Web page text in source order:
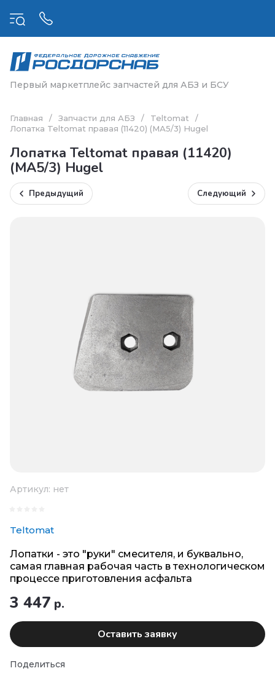
Первый маркетплейс запчастей для АБЗ и БСУ
Главная / Запчасти для АБЗ / Teltomat
/
Лопатка Teltomat правая (11420) (МА5/3) Hugel
Лопатка Teltomat правая (11420)
(МА5/3) Hugel
Предыдущий Следующий
Артикул: нет
Teltomat
Лопатки - это "руки" смесителя, и буквально,
самая главная рабочая часть в технологическом
процессе приготовления асфальта
3 447 р.
Оставить заявку
Поделиться